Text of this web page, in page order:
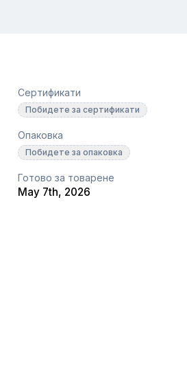
Сертификати
Побидете за сертификати
Опаковка
Побидете за опаковка
Готово за товарене
May 7th, 2026